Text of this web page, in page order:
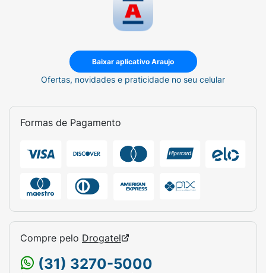
Baixar aplicativo Araujo
Ofertas, novidades e praticidade no seu celular
Formas de Pagamento
Compre pelo Drogatel
(31) 3270-5000